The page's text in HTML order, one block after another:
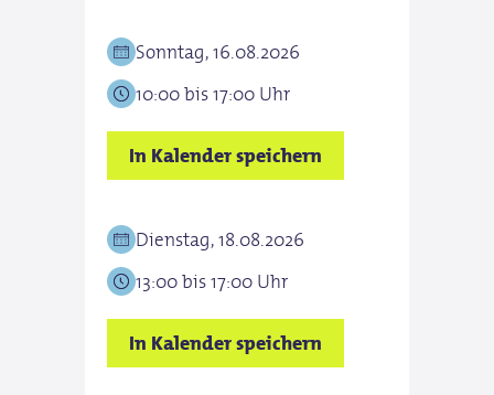
Sonntag, 16.08.2026
10:00 bis 17:00 Uhr
In Kalender speichern
Dienstag, 18.08.2026
13:00 bis 17:00 Uhr
In Kalender speichern